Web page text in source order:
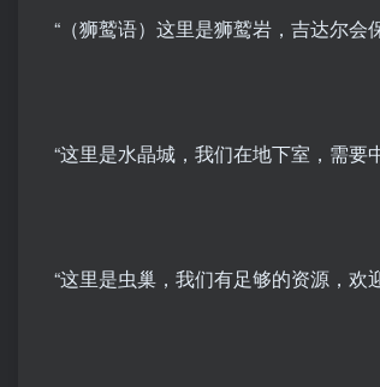
“（狮鹫语）这里是狮鹫岩，吉达尔会
“这里是水晶城，我们在地下室，需要
“这里是虫巢，我们有足够的资源，欢